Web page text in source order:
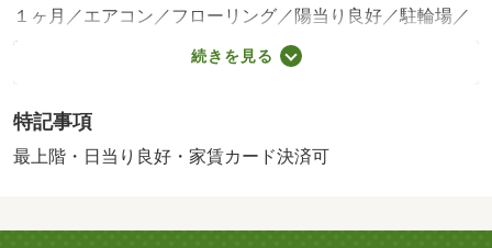
１ヶ月／エアコン／フローリング／陽当り良好／駐輪場／
押入／即入居可／ＢＳ・ＣＳ／敷金不要／独立型キッチン
／ロフト／灯油暖房／冷蔵庫／物置／洗濯機／電子レンジ
テレビ／ユニバース湊高台店（スーパー）まで２１２ｍ／
ファミリーマート八戸湊高台店（コンビニ）まで１６９ｍ
で５０９ｍ／八戸市立東中学校（中学校）まで７６１ｍ／
続きを見る
特記事項
最上階・日当り良好・家賃カード決済可